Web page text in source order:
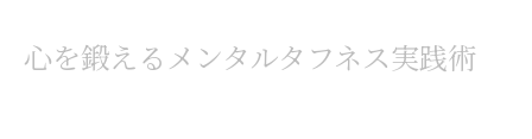
メンタルタフネスが岐阜県で注目される理由
心を鍛えるメンタルタフネス実践術